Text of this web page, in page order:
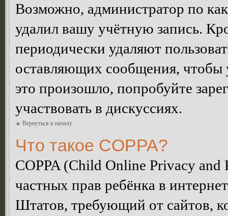
Возможно, администратор по
удалил вашу учётную запись.
периодически удаляют
оставляющих сообщения, чтобы
это произошло, попробуйте
участвовать в дискуссиях.
Вернуться к началу
Что такое COPPA?
COPPA (Child Online Privacy
частных прав ребёнка в
Штатов, требующий от сайтов,